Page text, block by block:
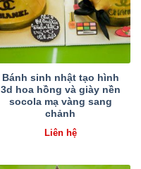
Bánh sinh nhật tạo hình
3d hoa hồng và giày nền
socola mạ vàng sang
chảnh
Liên hệ